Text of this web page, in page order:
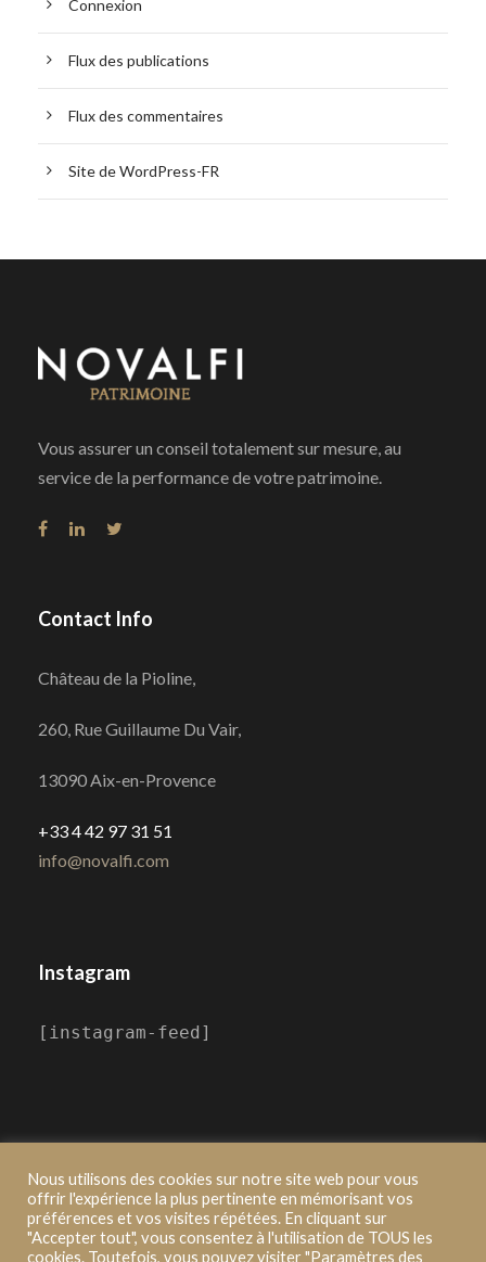
Connexion
Flux des publications
Flux des commentaires
Site de WordPress-FR
Vous assurer un conseil totalement sur mesure, au
service de la performance de votre patrimoine.
Contact Info
Château de la Pioline,
260, Rue Guillaume Du Vair,
13090 Aix-en-Provence
+33 4 42 97 31 51
info@novalfi.com
Instagram
[instagram-feed]
2021 ©Novalfi, Made by Pure moment
Nous utilisons des cookies sur notre site web pour vous
offrir l'expérience la plus pertinente en mémorisant vos
préférences et vos visites répétées. En cliquant sur
"Accepter tout", vous consentez à l'utilisation de TOUS les
cookies. Toutefois, vous pouvez visiter "Paramètres des